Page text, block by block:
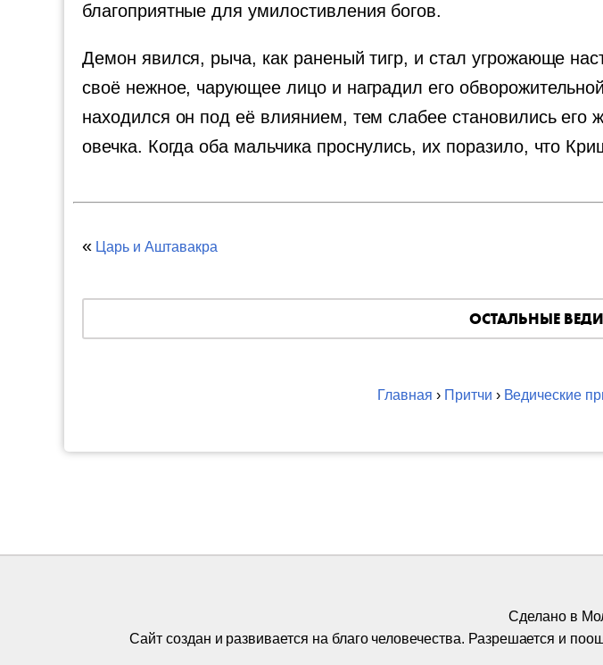
благоприятные для умилостивления богов.
Демон явился, рыча, как раненый тигр, и стал угрожающе
своё нежное, чарующее лицо и наградил его
находился он под её влиянием, тем слабее становились
овечка. Когда оба мальчика проснулись, их поразило, что
« Царь и Аштавакра
ОСТАЛЬНЫЕ
Главная › Притчи › Ведические
Сделано в
Сайт создан и развивается на благо человечества. Разрешается и